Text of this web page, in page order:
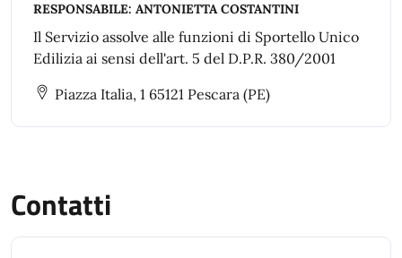
RESPONSABILE: ANTONIETTA COSTANTINI
Il Servizio assolve alle funzioni di Sportello Unico
Edilizia ai sensi dell'art. 5 del D.P.R. 380/2001
Piazza Italia, 1 65121 Pescara (PE)
Contatti